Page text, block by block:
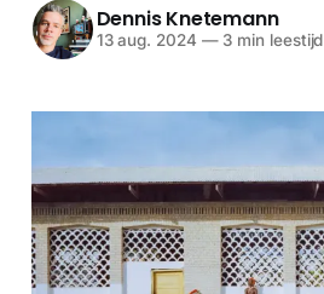
Dennis Knetemann
13 aug. 2024 —3 min leestijd